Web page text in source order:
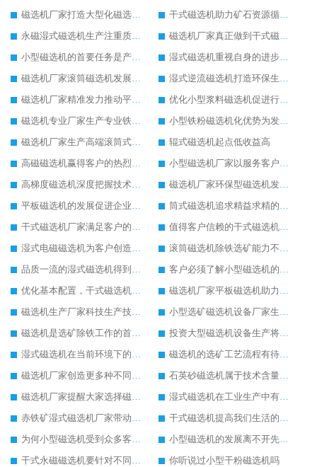
磁选机厂家打造大型化磁选机选矿设备
干式磁选机助力矿石资源循环利用
永磁湿式磁选机生产注重质量问题
磁选机厂家真正做到干式磁选机高效率生产
小型磁选机的首要任务是产业转型升级
湿式磁选机重视自身的进步和发展
磁选机厂家滚筒磁选机发展又快又稳
湿式逆流磁选机打造环保生产理念
磁选机厂家精准发力推动平板磁选机发展
优化小型浆料磁选机促进行业生产
磁选机专业厂家生产专业铁矿磁选机
小型铁粉磁选机化优势为发展动力
磁选机厂家生产高端滚筒式磁选机
辊式磁选机起点低收益高
高磁磁选机赢得客户的热烈追捧
小型磁选机厂家以服务客户为生产目标
高梯度磁选机深度把握技术发展
磁选机厂家环保型磁选机发展好
平板磁选机的发展促进企业的发展
筒式磁选机追求精益求精的生产
干式磁选机厂家满足客户的生产需求
值得客户信赖的干式磁选机厂家
湿式电磁磁选机为客户创造更多价值
滚筒磁选机除铁选矿能力不减当年
品质一流的湿式磁选机得到客户认可
客户必须了解小型磁选机的保养方式
优化基本配置，干式磁选机生产更节能
磁选机厂家平板磁选机助力环保事业发展
磁选机生产厂家科技生产技术在提升
小型选矿磁选机设备厂家生产需求在提升
磁选机是选矿除铁工作的首选设备
投资大型磁选机设备生产将有高效益回收
湿式磁选机在当前环境下的新发展
磁选机的选矿工艺流程有待完善
磁选机厂家创造更多种不同型号的湿式磁选机
石英砂磁选机属于技术含量高的设备
磁选机厂家提醒大家选择磁选机注意设备质量
湿式磁选机在工业生产中有很重要的地位
赤铁矿湿式磁选机厂家带动赤铁矿湿式磁选机进步发展
干式磁选机提高我们生活的舒适度
为何小型磁选机受到众多客户的追捧
小型磁选机的发展离不开先进的生产技术
干式永磁磁选机要针对不同客户定制生产
你听说过小型干粉磁选机吗